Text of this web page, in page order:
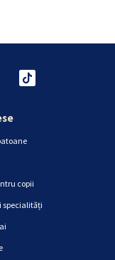
copii
specialități